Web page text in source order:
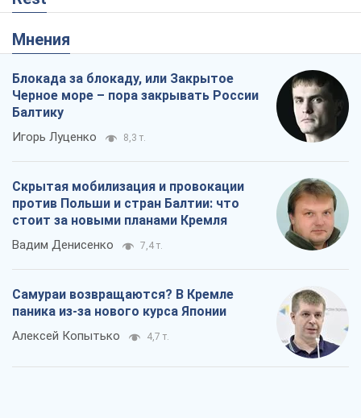
Мнения
Блокада за блокаду, или Закрытое
Черное море – пора закрывать России
Балтику
Игорь Луценко 8,3 т.
Скрытая мобилизация и провокации
против Польши и стран Балтии: что
стоит за новыми планами Кремля
Вадим Денисенко 7,4 т.
Самураи возвращаются? В Кремле
паника из-за нового курса Японии
Алексей Копытько 4,7 т.